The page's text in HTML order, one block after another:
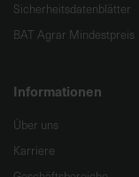
Sicherheitsdatenblätter
BAT Agrar Mindestpreis
Informationen
Über uns
Karriere